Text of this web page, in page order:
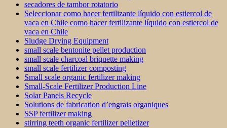
secadores de tambor rotatorio
Seleccionar como hacer fertilizante líquido con estiercol de
vaca en Chile como hacer fertilizante líquido con estiercol de
vaca en Chile
Sludge Drying Equipment
small scale bentonite pellet production
small scale charcoal briquette making
small scale fertilizer composting
Small scale organic fertilizer making
Small-Scale Fertilizer Production Line
Solar Panels Recycle
Solutions de fabrication d’engrais organiques
SSP fertilizer making
stirring teeth organic fertilizer pelletizer